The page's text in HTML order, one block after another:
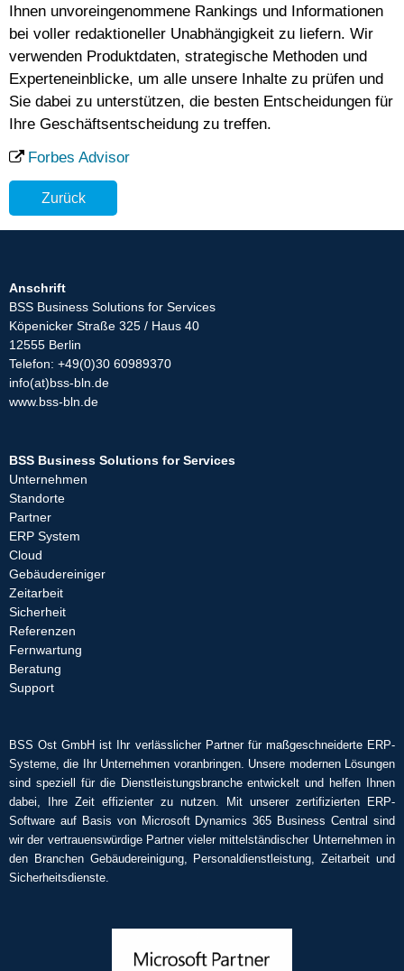
Ihnen unvoreingenommene Rankings und Informationen
bei voller redaktioneller Unabhängigkeit zu liefern. Wir
verwenden Produktdaten, strategische Methoden und
Experteneinblicke, um alle unsere Inhalte zu prüfen und
Sie dabei zu unterstützen, die besten Entscheidungen für
Ihre Geschäftsentscheidung zu treffen.
Forbes Advisor
Zurück
Anschrift
BSS Business Solutions for Services
Köpenicker Straße 325 / Haus 40
12555 Berlin
Telefon: +49(0)30 60989370
info(at)bss-bln.de
www.bss-bln.de
BSS Business Solutions for Services
Unternehmen
Standorte
Partner
ERP System
Cloud
Gebäudereiniger
Zeitarbeit
Sicherheit
Referenzen
Fernwartung
Beratung
Support
BSS Ost GmbH ist Ihr verlässlicher Partner für maßgeschneiderte ERP-
Systeme, die Ihr Unternehmen voranbringen. Unsere modernen Lösungen
sind speziell für die Dienstleistungsbranche entwickelt und helfen Ihnen
dabei, Ihre Zeit effizienter zu nutzen. Mit unserer zertifizierten ERP-
Software auf Basis von Microsoft Dynamics 365 Business Central sind
wir der vertrauenswürdige Partner vieler mittelständischer Unternehmen in
den Branchen Gebäudereinigung, Personaldienstleistung, Zeitarbeit und
Sicherheitsdienste.